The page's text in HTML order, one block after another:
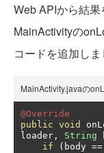
Web APIから結果
MainActivityの
コードを追加しま
MainActivity.javaの
@Override
public void
loader , String
if
( body ==